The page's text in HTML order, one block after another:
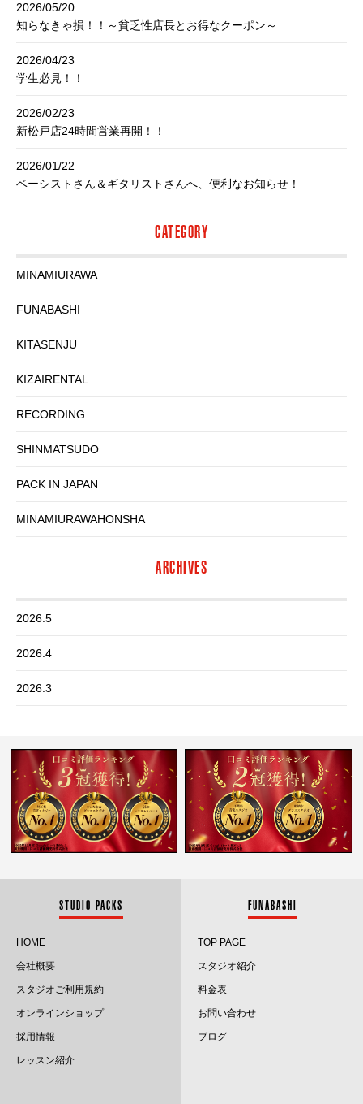
2026/05/20
知らなきゃ損！！～貧乏性店長とお得なクーポン～
2026/04/23
学生必見！！
2026/02/23
新松戸店24時間営業再開！！
2026/01/22
ベーシストさん＆ギタリストさんへ、便利なお知らせ！
CATEGORY
MINAMIURAWA
FUNABASHI
KITASENJU
KIZAIRENTAL
RECORDING
SHINMATSUDO
PACK IN JAPAN
MINAMIURAWAHONSHA
ARCHIVES
2026.5
2026.4
2026.3
2026.1
2025.12
2025.11
2025.7
2025.5
STUDIO PACKS
HOME
会社概要
スタジオご利用規約
オンラインショップ
採用情報
レッスン紹介
FUNABASHI
TOP PAGE
スタジオ紹介
料金表
お問い合わせ
ブログ